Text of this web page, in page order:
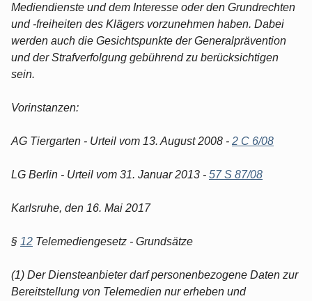
Mediendienste und dem Interesse oder den Grundrechten
und -freiheiten des Klägers vorzunehmen haben. Dabei
werden auch die Gesichtspunkte der Generalprävention
und der Strafverfolgung gebührend zu berücksichtigen
sein.
Vorinstanzen:
AG Tiergarten - Urteil vom 13. August 2008 - 2 C 6/08
LG Berlin - Urteil vom 31. Januar 2013 - 57 S 87/08
Karlsruhe, den 16. Mai 2017
§ 12 Telemediengesetz - Grundsätze
(1) Der Diensteanbieter darf personenbezogene Daten zur
Bereitstellung von Telemedien nur erheben und